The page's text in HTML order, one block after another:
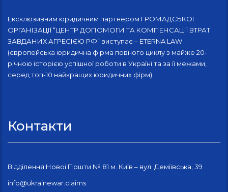
Ексклюзивним юридичним партнером ГРОМАДСЬКОЇ
ОРГАНІЗАЦІЇ “ЦЕНТР ДОПОМОГИ ТА КОМПЕНСАЦІЇ ВТРАТ
ЗАВДАНИХ АГРЕСІЄЮ РФ” виступає – ETERNA LAW
(європейська юридична фірма повного циклу з майже 20-
річною історією успішної роботи в Україні та за її межами,
серед топ-10 найкращих юридичних фірм)
Контакти
Відділення Нової Пошти № 81 м. Київ – вул. Деміївська, 39
info@ukrainewar.claims